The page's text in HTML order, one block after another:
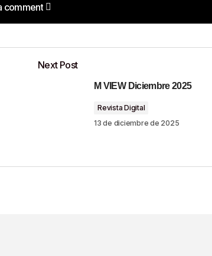
comment
comment
Los campos obligatorios están marcados con
Next Post
M VIEW Diciembre 2025
Revista Digital
13 de diciembre de 2025